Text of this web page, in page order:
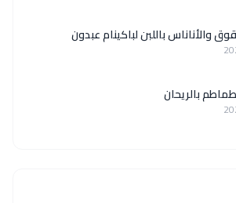
والأناناس باللبن لباكينام عبدون
بالريحان